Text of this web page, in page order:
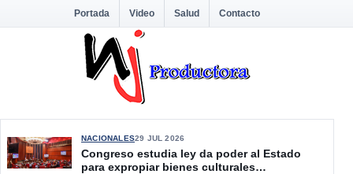
Portada Video Salud Contacto
NACIONALES29 JUL 2026
Congreso estudia ley da poder al Estado
para expropiar bienes culturales